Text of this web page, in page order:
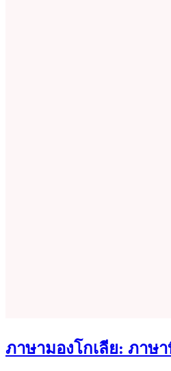
ภาษามองโกเลีย: ภาษ